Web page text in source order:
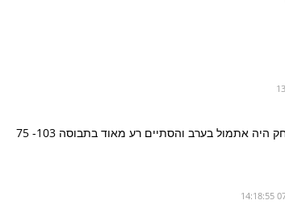
אתמול בערב והסתיים רע מאוד בתבוסה 103- 75